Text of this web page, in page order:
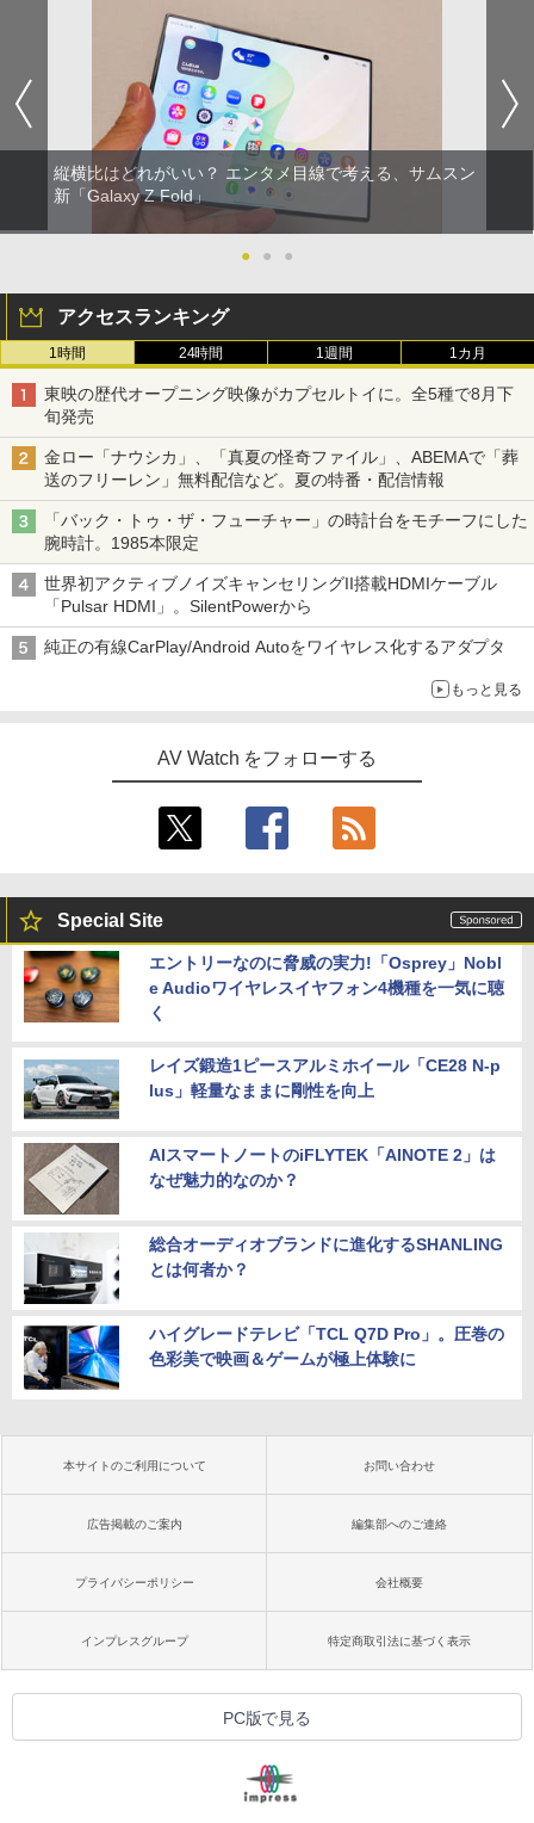
縦横比はどれがいい？ エンタメ目線で考える、サムスン
新「Galaxy Z Fold」
● ● ●
アクセスランキング
1時間 24時間 1週間 1カ月
東映の歴代オープニング映像がカプセルトイに。全5種で8月下
旬発売
金ロー「ナウシカ」、「真夏の怪奇ファイル」、ABEMAで「葬
送のフリーレン」無料配信など。夏の特番・配信情報
「バック・トゥ・ザ・フューチャー」の時計台をモチーフにした
腕時計。1985本限定
世界初アクティブノイズキャンセリングII搭載HDMIケーブル
「Pulsar HDMI」。SilentPowerから
純正の有線CarPlay/Android Autoをワイヤレス化するアダプタ
もっと見る
AV Watch をフォローする
Special Site
エントリーなのに脅威の実力!「Osprey」Nobl
e Audioワイヤレスイヤフォン4機種を一気に聴
く
レイズ鍛造1ピースアルミホイール「CE28 N-p
lus」軽量なままに剛性を向上
AIスマートノートのiFLYTEK「AINOTE 2」は
なぜ魅力的なのか？
総合オーディオブランドに進化するSHANLING
とは何者か？
ハイグレードテレビ「TCL Q7D Pro」。圧巻の
色彩美で映画＆ゲームが極上体験に
本サイトのご利用について お問い合わせ
広告掲載のご案内 編集部へのご連絡
プライバシーポリシー 会社概要
インプレスグループ 特定商取引法に基づく表示
PC版で見る